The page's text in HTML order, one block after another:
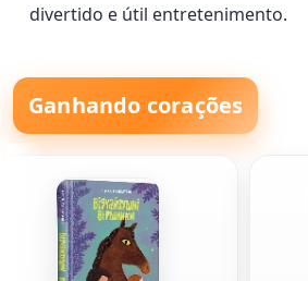
divertido e útil entretenimento.
Ganhando corações